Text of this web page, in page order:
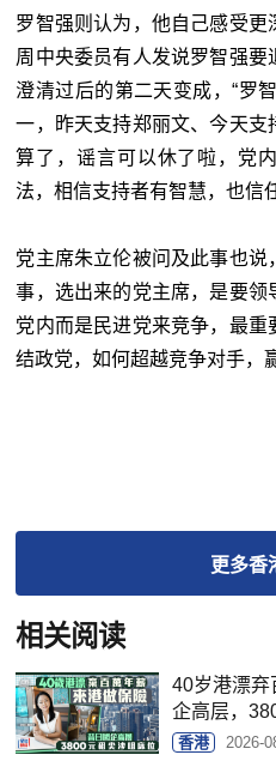
罗智强则认为，他自己感受
周中央委员有人发说罗智强
澄清过后的第二天变成，“罗
一，昨天支持郑丽文、今天支
算了，谣言可以休了啦，党
法，相信支持者有智慧，也信
党主席朱立伦被问及此事也
事，选出来的党主席，是要
党内而是民进党来竞争，最重
结政党，如何超越竞争对手，
更多香
相关阅读
40岁港漂弃
企高层，
香港 2026-